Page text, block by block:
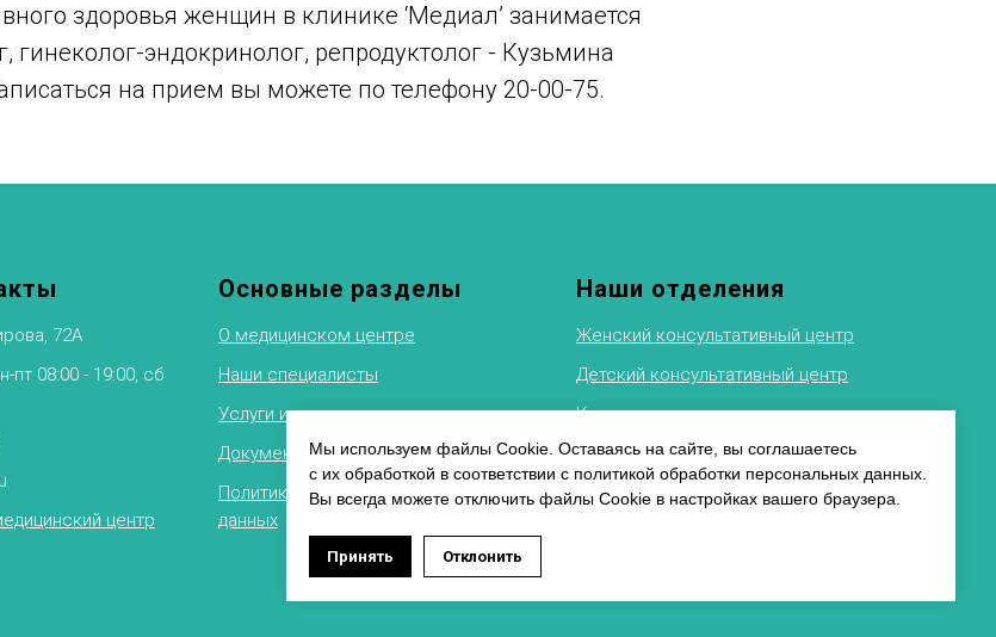
Мы используем файлы Cookie. Оставаясь на сайте, вы соглашаетесь
с их обработкой в соответствии с политикой обработки персональных данных.
Вы всегда можете отключить файлы Cookie в настройках вашего браузера.
Принять Отклонить
здоровья женщин в клинике ‘Медиал’ занимается
гинеколог-эндокринолог, репродуктолог - Кузьмина
на прием вы можете по телефону 20-00-75.
Оставить заявку на запись к специалисту
72А
пт 08:00 - 19:00, сб
центр
Основные разделы
О медицинском центре
Наши специалисты
Услуги и цены
Документы
Политика обработки персональных
данных
Наши отделения
Женский консультативный центр
Детский консультативный центр
Клиника восстановительного
лечения ФТИ
Рентгеновское отделение